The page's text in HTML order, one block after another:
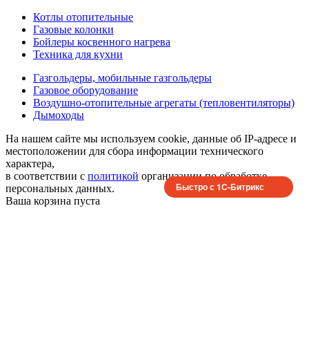
Котлы отопительные
Газовые колонки
Бойлеры косвенного нагрева
Техника для кухни
Газгольдеры, мобильные газгольдеры
Газовое оборудование
Воздушно-отопительные агрегаты (тепловентиляторы)
Дымоходы
На нашем сайте мы используем cookie, данные об IP-адресе и
местоположении для сбора информации технического
характера,
в соответствии с политикой организации по обработке
персональных данных.
Ваша корзина пуста
Быстро с 1С-Битрикс